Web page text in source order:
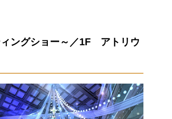
ングショー～／1F アトリウ